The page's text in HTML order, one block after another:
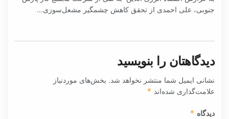
جنوبی، علی احمدی از تحقق کاهش چشمگیر مشعل‌سوزی...
دیدگاهتان را بنویسید
نشانی ایمیل شما منتشر نخواهد شد. بخش‌های موردنیاز
علامت‌گذاری شده‌اند *
دیدگاه *